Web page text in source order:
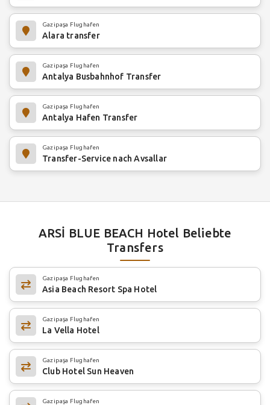
Gazipaşa Flughafen
Alara transfer
Gazipaşa Flughafen
Antalya Busbahnhof Transfer
Gazipaşa Flughafen
Antalya Hafen Transfer
Gazipaşa Flughafen
Transfer-Service nach Avsallar
ARSİ BLUE BEACH Hotel Beliebte
Transfers
Gazipaşa Flughafen
Asia Beach Resort Spa Hotel
Gazipaşa Flughafen
La Vella Hotel
Gazipaşa Flughafen
Club Hotel Sun Heaven
Gazipaşa Flughafen